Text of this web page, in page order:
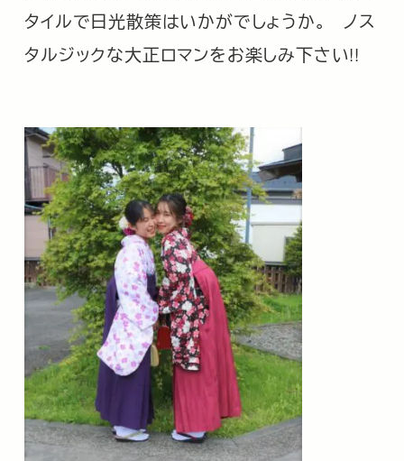
タイルで日光散策はいかがでしょうか。 ノス
タルジックな大正ロマンをお楽しみ下さい!!